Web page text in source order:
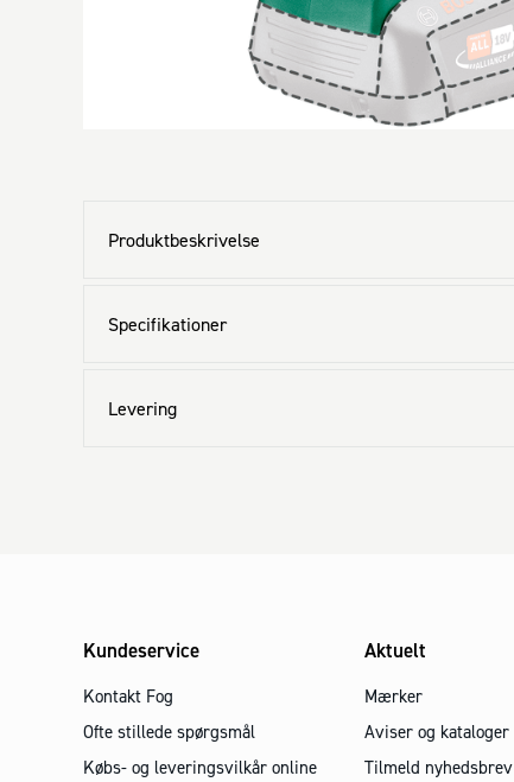
Produktbeskrivelse
Specifikationer
Levering
Kundeservice
Kontakt Fog
Ofte stillede spørgsmål
Købs- og leveringsvilkår online
Aktuelt
Mærker
Aviser og kataloger
Tilmeld nyhedsbrev